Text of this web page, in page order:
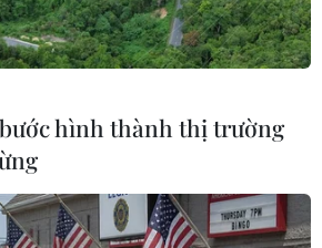
Nam tại Israel cập nhật thông
giao thương
hình thành thị trường